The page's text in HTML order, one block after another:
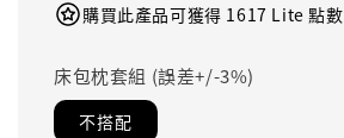
購買此產品可獲得 1617 Lite 點數
床包枕套組 (誤差+/-3%)
不搭配